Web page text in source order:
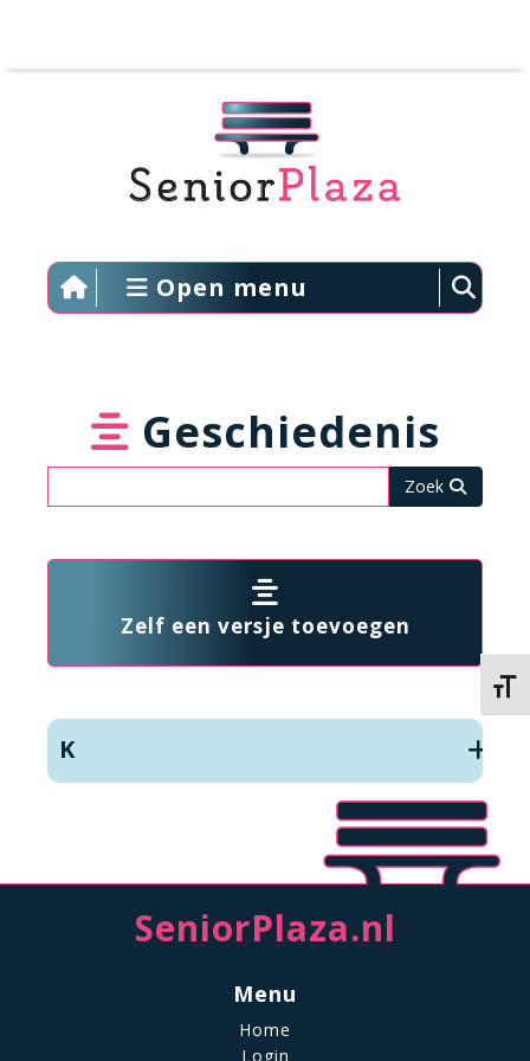
Open menu
Geschiedenis
Zelf een versje toevoegen
K
SeniorPlaza.nl
Menu
Home
Login